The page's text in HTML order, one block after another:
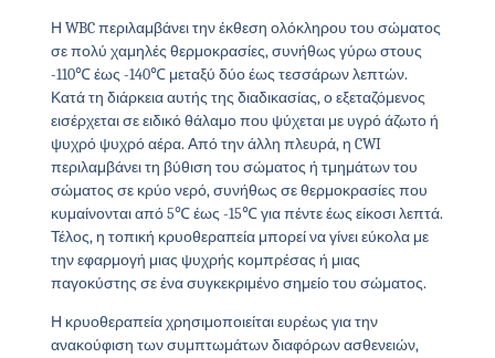
Η WBC περιλαμβάνει την έκθεση ολόκληρου του σώματος
σε πολύ χαμηλές θερμοκρασίες, συνήθως γύρω στους
-110℃ έως -140℃ μεταξύ δύο έως τεσσάρων λεπτών.
Κατά τη διάρκεια αυτής της διαδικασίας, ο εξεταζόμενος
εισέρχεται σε ειδικό θάλαμο που ψύχεται με υγρό άζωτο ή
ψυχρό ψυχρό αέρα. Από την άλλη πλευρά, η CWI
περιλαμβάνει τη βύθιση του σώματος ή τμημάτων του
σώματος σε κρύο νερό, συνήθως σε θερμοκρασίες που
κυμαίνονται από 5℃ έως -15℃ για πέντε έως είκοσι λεπτά.
Τέλος, η τοπική κρυοθεραπεία μπορεί να γίνει εύκολα με
την εφαρμογή μιας ψυχρής κομπρέσας ή μιας
παγοκύστης σε ένα συγκεκριμένο σημείο του σώματος.
Η κρυοθεραπεία χρησιμοποιείται ευρέως για την
ανακούφιση των συμπτωμάτων διαφόρων ασθενειών,